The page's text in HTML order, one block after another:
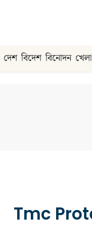
দেশ বিদেশ বিনোদন খেলা
Tmc